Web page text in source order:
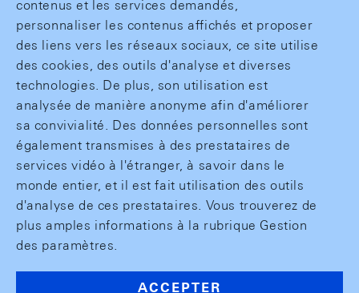
contenus et les services demandés,
personnaliser les contenus affichés et proposer
des liens vers les réseaux sociaux, ce site utilise
des cookies, des outils d'analyse et diverses
technologies. De plus, son utilisation est
analysée de manière anonyme afin d'améliorer
sa convivialité. Des données personnelles sont
également transmises à des prestataires de
services vidéo à l'étranger, à savoir dans le
monde entier, et il est fait utilisation des outils
d'analyse de ces prestataires. Vous trouverez de
plus amples informations à la rubrique Gestion
des paramètres.
ACCEPTER